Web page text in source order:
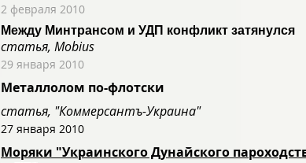
2 февраля 2010
Между Минтрансом и УДП конфликт затянулся
статья, Mobius
29 января 2010
Металлолом по-флотски
статья, "Коммерсантъ-Украина"
27 января 2010
Моряки "Украинского Дунайского